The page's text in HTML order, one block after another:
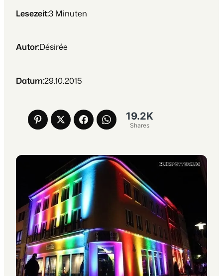
Lesezeit:3 Minuten
Autor:Désirée
Datum:29.10.2015
19.2K
Shares